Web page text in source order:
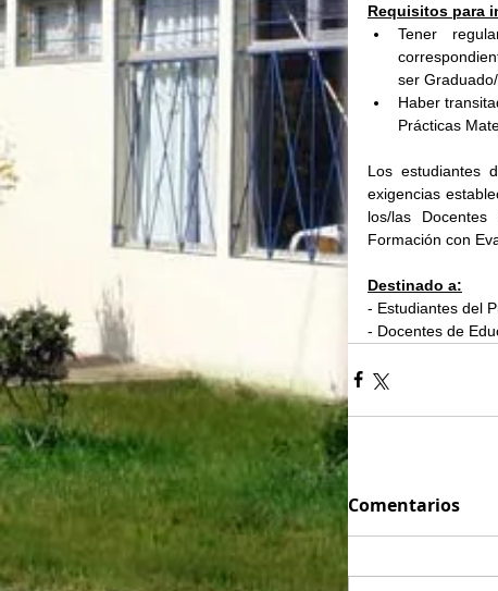
Requisitos para
Tener
ser
Haber
Prácticas
Los estudiantes
exigencias
los/las
Formación con
Destinado a:
- Estudiantes del
- Docentes de
Comentarios